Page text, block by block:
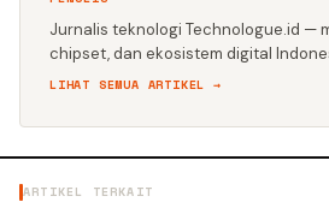
Jurnalis teknologi Technologue.id —
chipset, dan ekosistem digital
LIHAT SEMUA ARTIKEL →
ARTIKEL TERKAIT